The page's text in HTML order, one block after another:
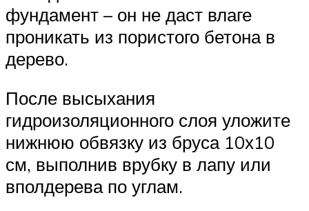
фундамент – он не даст влаге
проникать из пористого бетона в
дерево.
После высыхания
гидроизоляционного слоя уложите
нижнюю обвязку из бруса 10х10
см, выполнив врубку в лапу или
вполдерева по углам.